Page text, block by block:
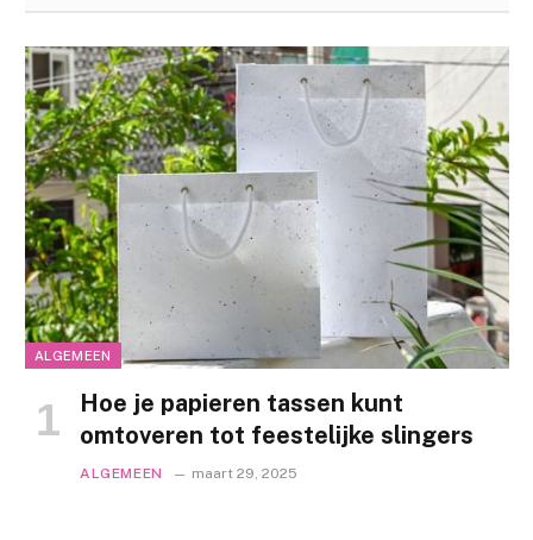
ALGEMEEN
Hoe je papieren tassen kunt
omtoveren tot feestelijke slingers
ALGEMEEN maart 29, 2025